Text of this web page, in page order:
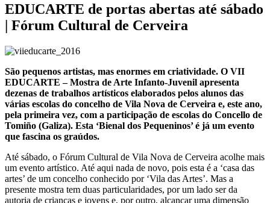
EDUCARTE de portas abertas até sábado
| Fórum Cultural de Cerveira
São pequenos artistas, mas enormes em criatividade. O VII
EDUCARTE – Mostra de Arte Infanto-Juvenil apresenta
dezenas de trabalhos artísticos elaborados pelos alunos das
várias escolas do concelho de Vila Nova de Cerveira e, este ano,
pela primeira vez, com a participação de escolas do Concello de
Tomiño (Galiza). Esta ‘Bienal dos Pequeninos’ é já um evento
que fascina os graúdos.
Até sábado, o Fórum Cultural de Vila Nova de Cerveira acolhe mais
um evento artístico. Até aqui nada de novo, pois esta é a ‘casa das
artes’ de um concelho conhecido por ‘Vila das Artes’. Mas a
presente mostra tem duas particularidades, por um lado ser da
autoria de crianças e jovens e, por outro, alcançar uma dimensão